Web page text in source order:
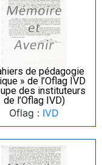
de pédagogie
» de l’Oflag IVD
des instituteurs
de l’Oflag IVD)
Oflag : IVD